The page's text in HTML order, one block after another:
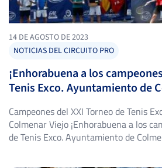
14 DE AGOSTO DE 2023
NOTICIAS DEL CIRCUITO PRO
¡Enhorabuena a los
Tenis Exco. Ayuntamiento de
Campeones del XXI Torneo de Tenis
Colmenar Viejo ¡Enhorabuena a los
de Tenis Exco. Ayuntamiento de